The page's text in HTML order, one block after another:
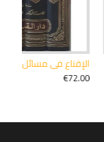
التاريخ الأندلسي من الفتح الإسلامي حتى سقوط غرناطة | عبد الرحمن علي الحجي | دار القلم دمشق